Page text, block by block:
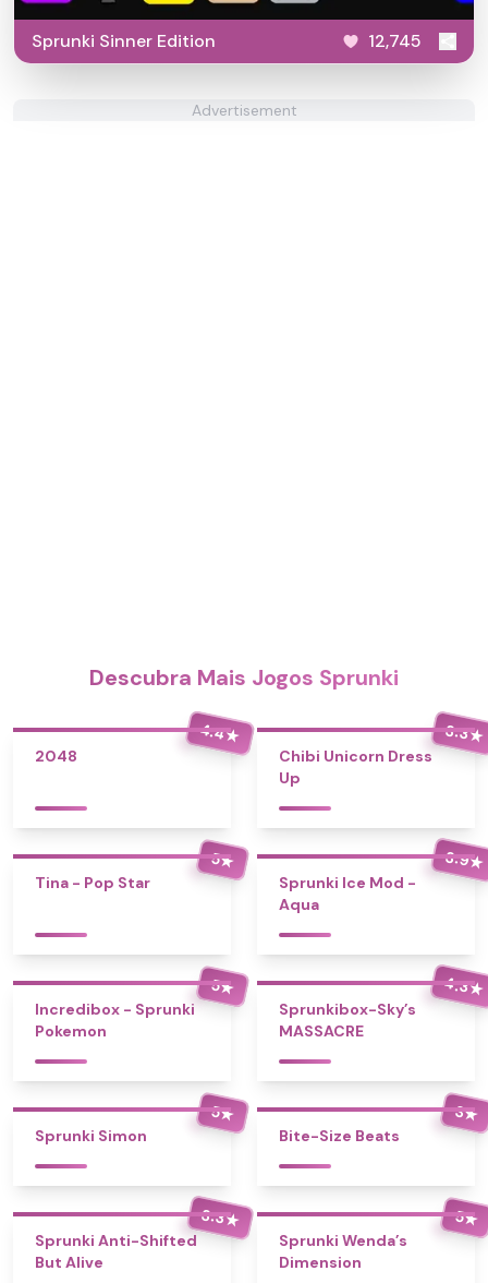
Sprunki Sinner Edition 12,745
Advertisement
Descubra Mais Jogos Sprunki
4.4★
2048
3.3★
Chibi Unicorn Dress
Up
5★
Tina - Pop Star
3.9★
Sprunki Ice Mod -
Aqua
5★
Incredibox - Sprunki
Pokemon
4.3★
Sprunkibox-Sky’s
MASSACRE
5★
Sprunki Simon
3★
Bite-Size Beats
3.3★
Sprunki Anti-Shifted
But Alive
5★
Sprunki Wenda’s
Dimension